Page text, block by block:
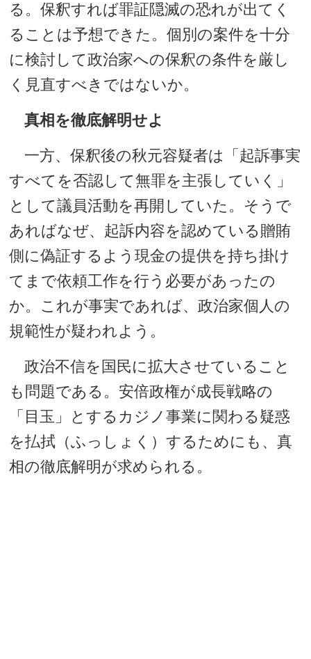
る。保釈すれば罪証隠滅の恐れが出てく
ることは予想できた。個別の案件を十分
に検討して政治家への保釈の条件を厳し
く見直すべきではないか。
真相を徹底解明せよ
一方、保釈後の秋元容疑者は「起訴事実
すべてを否認して無罪を主張していく」
として議員活動を再開していた。そうで
あればなぜ、起訴内容を認めている贈賄
側に偽証するよう現金の提供を持ち掛け
てまで依頼工作を行う必要があったの
か。これが事実であれば、政治家個人の
規範性が疑われよう。
政治不信を国民に拡大させていること
も問題である。安倍政権が成長戦略の
「目玉」とするカジノ事業に関わる疑惑
を払拭（ふっしょく）するためにも、真
相の徹底解明が求められる。